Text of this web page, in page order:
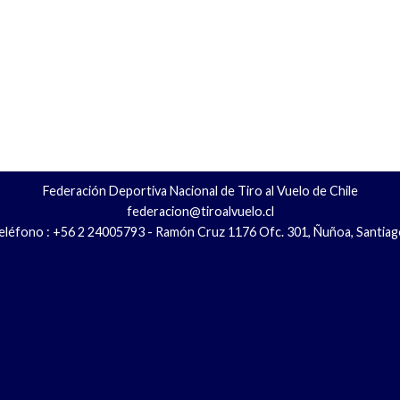
Federación Deportiva Nacional de Tiro al Vuelo de Chile
federacion@tiroalvuelo.cl
: +56 2 24005793 - Ramón Cruz 1176 Ofc. 301, Ñuñoa,